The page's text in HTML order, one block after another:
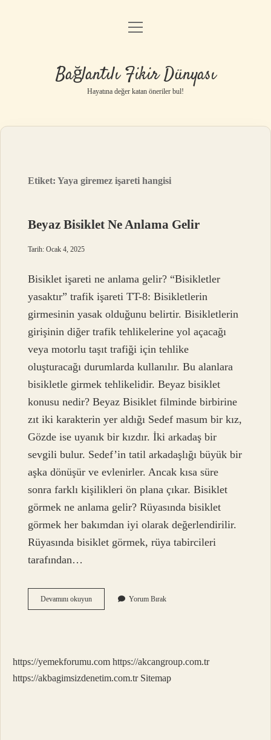
Anasayfa
Yasal Uyarı
menüyü
Bağlantılı Fikir Dünyası
Hayatına değer katan öneriler bul!
Etiket:Yaya giremez işareti hangisi
Beyaz Bisiklet Ne Anlama Gelir
Tarih: Ocak 4, 2025
Bisiklet işareti ne anlama gelir? “Bisikletler
yasaktır” trafik işareti TT-8: Bisikletlerin
girmesinin yasak olduğunu belirtir. Bisikletlerin
girişinin diğer trafik tehlikelerine yol açacağı
veya motorlu taşıt trafiği için tehlike
oluşturacağı durumlarda kullanılır. Bu alanlara
bisikletle girmek tehlikelidir. Beyaz bisiklet
konusu nedir? Beyaz Bisiklet filminde birbirine
zıt iki karakterin yer aldığı Sedef masum bir kız,
Gözde ise uyanık bir kızdır. İki arkadaş bir
sevgili bulur. Sedef’in tatil arkadaşlığı büyük bir
aşka dönüşür ve evlenirler. Ancak kısa süre
sonra farklı kişilikleri ön plana çıkar. Bisiklet
görmek ne anlama gelir? Rüyasında bisiklet
görmek her bakımdan iyi olarak değerlendirilir.
Rüyasında bisiklet görmek, rüya tabircileri
tarafından…
Devamını okuyunBeyaz
Bisiklet
Yorum Bırak
https://yemekforumu.com https://akcangroup.com.tr
https://akbagimsizdenetim.com.tr Sitemap